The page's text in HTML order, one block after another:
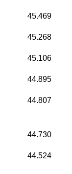
45.469
45.268
45.106
44.895
44.807
44.730
44.524